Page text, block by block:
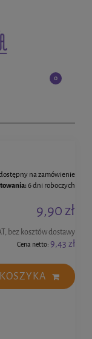
na zamówienie
6 dni roboczych
9,90 zł
bez kosztów dostawy
Cena netto: 9,43 zł